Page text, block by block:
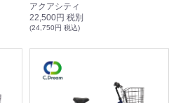
アクアシティ
22,500円 税別
(24,750円 税込)